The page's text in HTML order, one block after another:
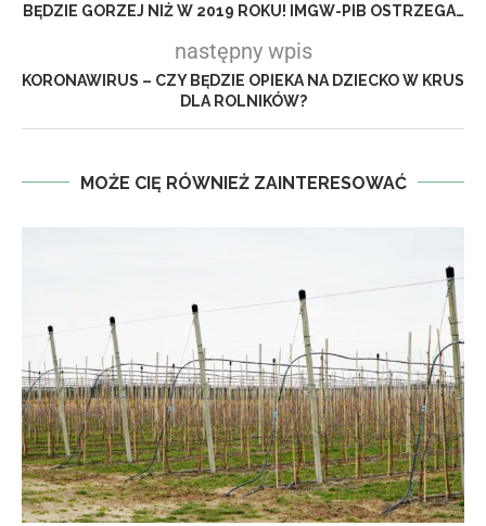
BĘDZIE GORZEJ NIŻ W 2019 ROKU! IMGW-PIB OSTRZEGA…
następny wpis
KORONAWIRUS – CZY BĘDZIE OPIEKA NA DZIECKO W KRUS
DLA ROLNIKÓW?
MOŻE CIĘ RÓWNIEŻ ZAINTERESOWAĆ